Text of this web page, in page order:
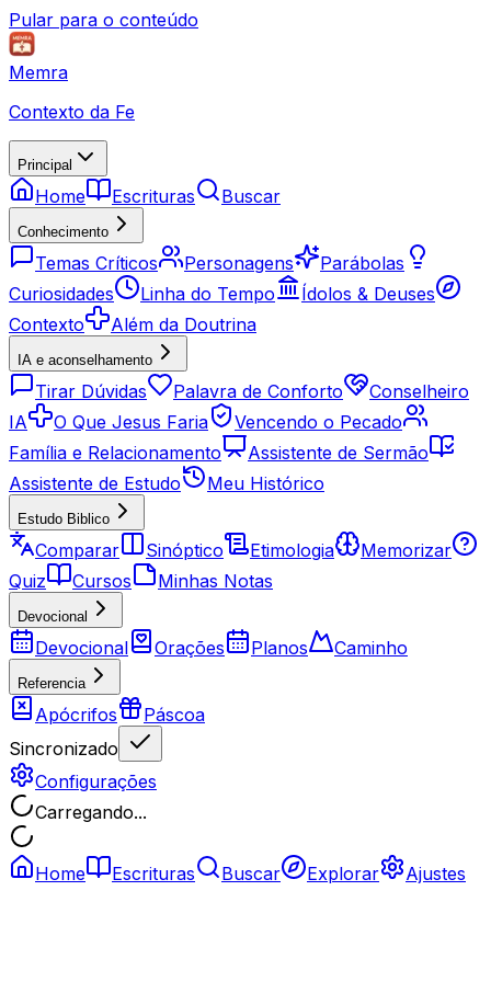
Pular para o conteúdo
Memra
Contexto da Fe
Principal
Home Escrituras Buscar
Conhecimento
Temas Críticos Personagens
Parábolas
Curiosidades
Linha do Tempo
Ídolos & Deuses
Contexto
Além da Doutrina
IA e aconselhamento
Tirar Dúvidas Palavra de Conforto
Conselheiro
IA
O Que Jesus Faria
Vencendo o Pecado
Família e Relacionamento
Assistente de Sermão
Assistente de Estudo
Meu Histórico
Estudo Biblico
Comparar Sinóptico Etimologia
Memorizar
Quiz
Cursos Minhas Notas
Devocional
Devocional Orações Planos Caminho
Referencia
Apócrifos
Páscoa
Sincronizado
Configurações
Carregando...
Home Escrituras Buscar Explorar Ajustes